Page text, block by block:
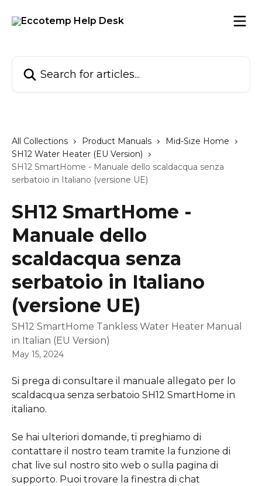
All Collections Product Manuals
Mid-Size Home
SH12 Water Heater (EU Version)
SH12 SmartHome - Manuale dello scaldacqua senza
serbatoio in Italiano (versione UE)
SH12 SmartHome -
Manuale dello
scaldacqua senza
serbatoio in Italiano
(versione UE)
SH12 SmartHome Tankless Water Heater Manual
in Italian (EU Version)
May 15, 2024
Si prega di consultare il manuale allegato per lo
scaldacqua senza serbatoio SH12 SmartHome in
italiano.
Se hai ulteriori domande, ti preghiamo di
contattare il nostro team tramite la funzione di
chat live sul nostro sito web o sulla pagina di
supporto. Puoi trovare la finestra di chat